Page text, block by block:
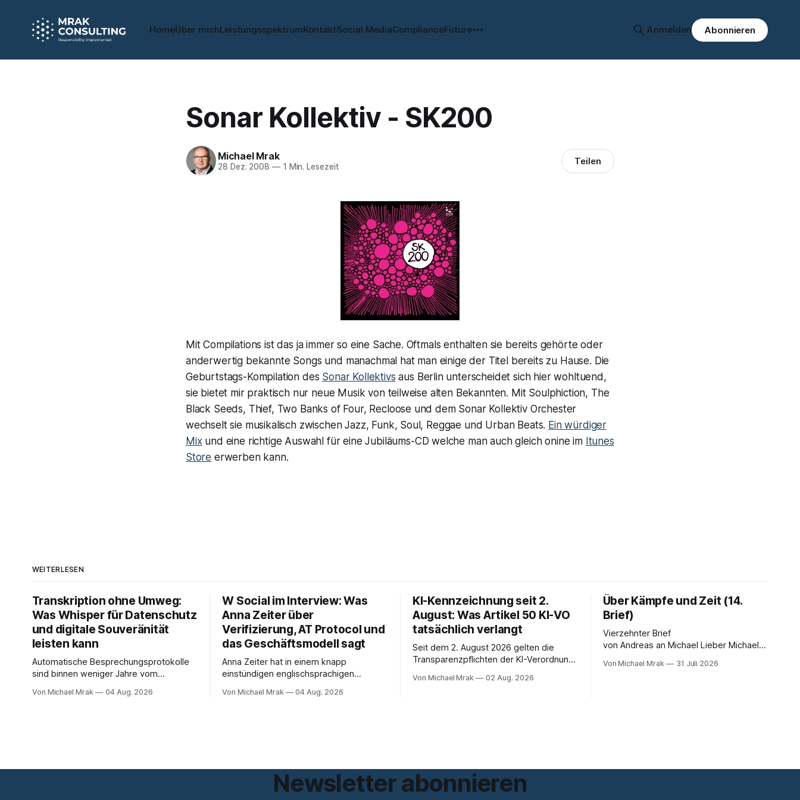
HomeÜber michLeistungsspektrumKontaktSocial MediaComplianceFuture Anmelden Abonnieren
Sonar Kollektiv - SK200
Michael Mrak
28 Dez. 2008 —1 Min. Lesezeit Teilen
Mit Compilations ist das ja immer so eine Sache. Oftmals enthalten sie bereits gehörte oder
anderwertig bekannte Songs und manachmal hat man einige der Titel bereits zu Hause. Die
Geburtstags-Kompilation des Sonar Kollektivs aus Berlin unterscheidet sich hier wohltuend,
sie bietet mir praktisch nur neue Musik von teilweise alten Bekannten. Mit Soulphiction, The
Black Seeds, Thief, Two Banks of Four, Recloose und dem Sonar Kollektiv Orchester
wechselt sie musikalisch zwischen Jazz, Funk, Soul, Reggae und Urban Beats. Ein würdiger
Mixund eine richtige Auswahl für eine Jubiläums-CD welche man auch gleich onine im Itunes
Store erwerben kann.
WEITERLESEN
Transkription ohne Umweg:
Was Whisper für Datenschutz
und digitale Souveränität
leisten kann
Automatische Besprechungsprotokolle
sind binnen weniger Jahre vom
Bot sitzt im Videocall, zeichnet auf,
unter welcher Rechtsgrundlage? Es gibt
Von Michael Mrak 04 Aug. 2026
W Social im Interview: Was
Anna Zeiter über
Verifizierung, AT Protocol und
das Geschäftsmodell sagt
Anna Zeiter hat in einem knapp
einstündigen englischsprachigen
Start von W Social gesprochen. Sie ist
zum Thema und beantwortet einige
Von Michael Mrak 04 Aug. 2026
KI-Kennzeichnung seit 2.
August: Was Artikel 50 KI-VO
tatsächlich verlangt
Seit dem 2. August 2026 gelten die
Transparenzpflichten der KI-Verordnung.
Postings liest man dazu einen Satz, der
Von Michael Mrak 02 Aug. 2026
Über Kämpfe und Zeit (14.
Brief)
Vierzehnter Brief
von Andreas an Michael Lieber Michael,
bisher. Du fragst, ob der Planet am Ende
Von Michael Mrak 31 Juli 2026
Newsletter abonnieren